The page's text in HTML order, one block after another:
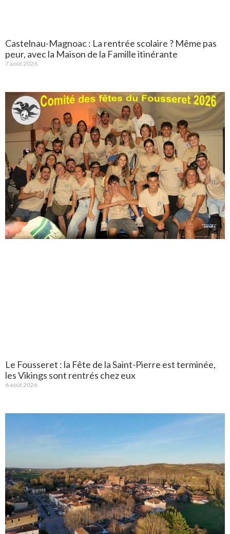
Castelnau-Magnoac : La rentrée scolaire ? Même pas
peur, avec la Maison de la Famille itinérante
7 août 2026
Le Fousseret : la Fête de la Saint-Pierre est terminée,
les Vikings sont rentrés chez eux
6 août 2026